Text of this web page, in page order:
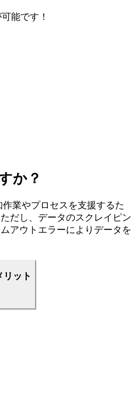
能です！
か？
業やプロセスを支援するた
だし、データのスクレイピン
アウトエラーによりデータを
ット